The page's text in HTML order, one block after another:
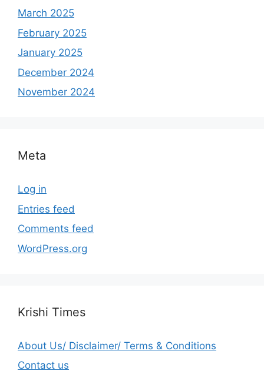
March 2025
February 2025
January 2025
December 2024
November 2024
Meta
Log in
Entries feed
Comments feed
WordPress.org
Krishi Times
About Us/ Disclaimer/ Terms & Conditions
Contact us